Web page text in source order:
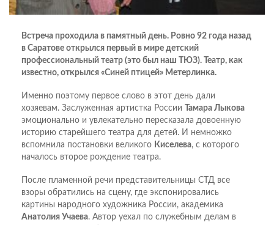
Встреча проходила в памятный день. Ровно 92 года назад
в Саратове открылся первый в мире детский
профессиональный театр (это был наш ТЮЗ). Театр, как
известно, открылся «Синей птицей» Метерлинка.
Именно поэтому первое слово в этот день дали
хозяевам. Заслуженная артистка России
Тамара Лыкова
эмоционально и увлекательно пересказала довоенную
историю старейшего театра для детей. И немножко
вспомнила постановки великого Киселева, с которого
началось второе рождение театра.
После пламенной речи представительницы СТД все
взоры обратились на сцену, где экспонировались
картины народного художника России, академика
Анатолия Учаева. Автор уехал по служебным делам в